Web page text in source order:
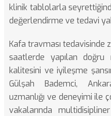
klinik tablolarla
değerlendirme ve tedavi
Kafa travması tedavisinde
saatlerde yapılan doğru
kalitesini ve iyileşme
Gülşah Bademci,
uzmanlığı ve deneyimi ile
vakalarında